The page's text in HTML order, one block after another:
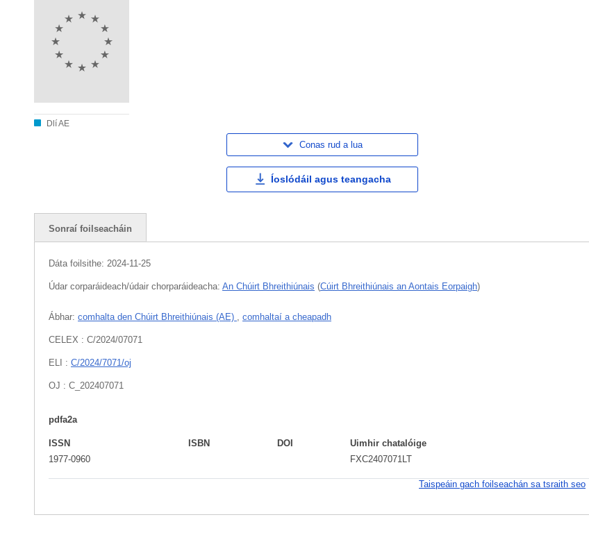
Dlí AE
Conas rud a lua
Íoslódáil agus teangacha
Sonraí foilseacháin
Dáta foilsithe: 2024-11-25
Údar corparáideach/údair chorparáideacha: An Chúirt Bhreithiúnais (Cúirt Bhreithiúnais an Aontais Eorpaigh)
Ábhar: comhalta den Chúirt Bhreithiúnais (AE) , comhaltaí a cheapadh
CELEX : C/2024/07071
ELI : C/2024/7071/oj
OJ : C_202407071
pdfa2a
ISSN
1977-0960
ISBN DOI
Uimhir chatalóige
FXC2407071LT
Taispeáin gach foilseachán sa tsraith seo